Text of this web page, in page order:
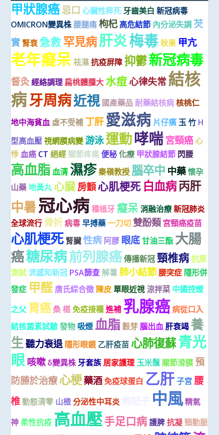
甲狀腺癌忌口 心臟性猝死 牙齒美白 新冠病毒
OMICRON變異株 腰腿痛 枸杞 高危結節 內分泌失調 芡
實 腎衰 急救罕見病肝炎梅毒 秋果 甲亢
老年癡呆 祛濕 抗疫屏障 抑鬱新冠病毒
督灸經絡調理 扁桃體腫大 水痘心律失常結核
病牙周病近視 國產藥品 耐藥結核病 核桃仁
地中海貧血 虛不受補 丁肝愛滋病 片仔癀 玉 竹 H
型高血壓 視網膜病變 游泳運動哮喘宮頸癌心
悸 血癌 CT 絕經 關節疼痛 便秘 化療 甲狀腺結節 閃腰
高血脂 血清 濕疹秦嶺教授 腦卒中 中藥懷孕
山藥 地黃丸 心臟房顫心肌梗死 白血病丙肝
中暑冠心病 種植牙 癡呆 消融治療 新冠肺炎
全球流行 骨折病毒 早搏藥 一刀切 雙酚類 宮頸癌疫苗
心肌梗死 腎臟性病 阿膠 眼底甘油三酯 大腸
癌糖尿病前列腺癌 傳播新冠 頸椎病 抗原
測試 流感和新冠 PSA篩查 解暑 肺小結節腰突症 隱形併
發症 甲醛 唐氏綜合徵 陳皮 單眼近視 涼拌菜 中國控煙
之父 胃癌桑 椹 免疫接種 進補 乳腺癌 病從口入
結核菌素試驗 發物 吸煙 血脂 穀芽 腦出血 肝衰竭 養
生聽力衰退 隱形眼鏡 乙肝疫苗 心肺復蘇青光
眼咳嗽 δ變異株牙套族 居家護理 玉米鬚 關節滑膜 預
防勝於治療心梗藥酒免疫球蛋白 乙肝 子宮 腰
椎動態清零 山楂 分泌性中耳炎 中風精氣
神 柔性抗疫 高血壓手足口病 護脾 抗凝 頸動脈